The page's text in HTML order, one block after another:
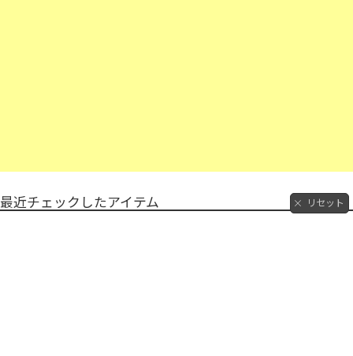
最近チェックしたアイテム リセット